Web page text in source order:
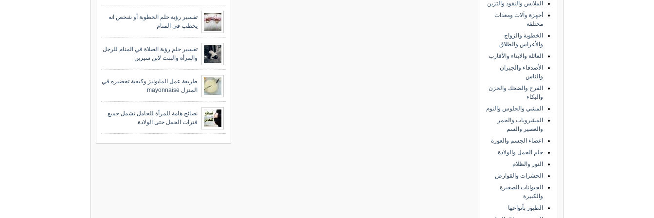
الملابس والنقود والتزين
أجهزة وآلات ومعدات
مختلفة
الخطوبة والزواج
والأعراس والطلاق
العائلة والابناء والأقارب
الأصدقاء والجيران
والناس
الفرح والضحك والحزن
والبكاء
المشي والجلوس والنوم
المشروبات والخمر
والعصير والسم
اعضاء الجسم والعورة
حلم الحمل والولادة
النور والظلام
الحشرات والقوارض
الحيوانات الصغيرة
والكبيرة
الطيور بأنواعها
تفسير رؤية حلم الخطوبة أو شخص انه
يخطب في المنام
تفسير حلم رؤية الصلاة في المنام للرجل
والمرأة والبنت لابن سيرين
طريقة عمل المايونيز وكيفية تحضيره في
المنزل mayonnaise
نصائح هامة للمرأة للحامل تشمل جميع
فترات الحمل حتى الولادة